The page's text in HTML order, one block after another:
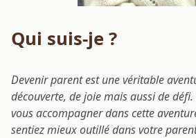
Qui suis-je ?
Devenir parent est une véritable
découverte, de joie mais aussi de
vous accompagner dans cette
sentiez mieux outillé dans votre